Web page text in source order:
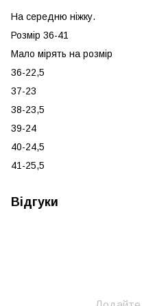
На середню ніжку.
Розмір 36-41
Мало мірять на розмір
36-22,5
37-23
38-23,5
39-24
40-24,5
41-25,5
Відгуки